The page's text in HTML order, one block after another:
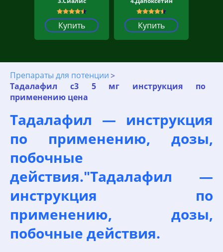
Купить Купить
Препараты для потенции
Тадалафил с3 5 мг инструкция по
применению цена
Тадалафил — инструкция
по применению, дозы,
побочные
действия."Тадалафил —
инструкция по
применению, дозы,
побочные действия.